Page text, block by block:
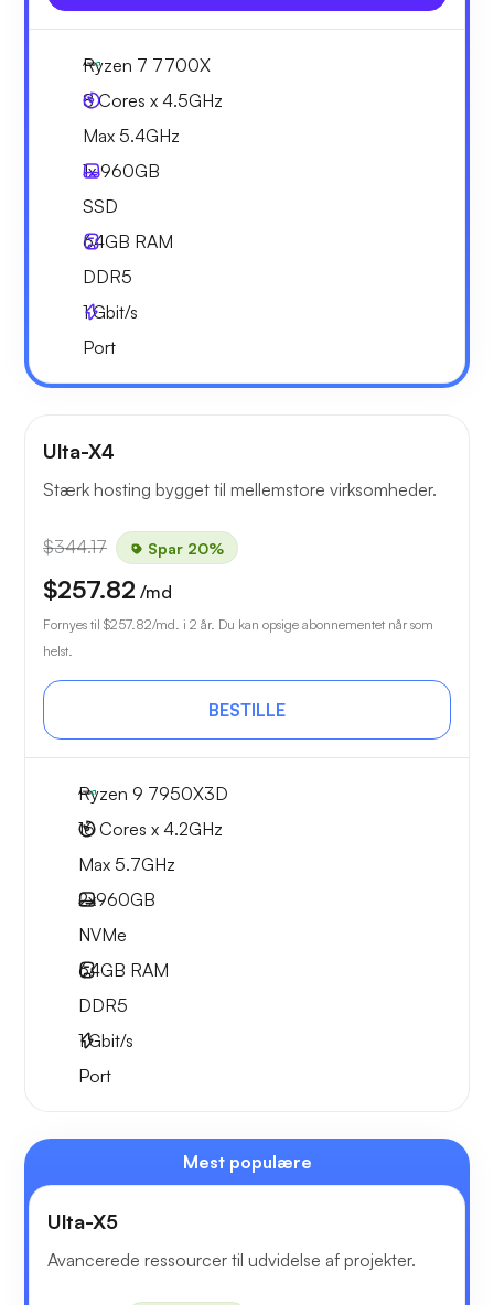
Ryzen 7 7700X
8 Cores x 4.5GHz
Max 5.4GHz
1x960GB
SSD
64GB RAM
DDR5
1Gbit/s
Port
Ulta-X4
Stærk hosting bygget til mellemstore virksomheder.
$344.17 Spar 20%
$257.82 /md
Fornyes til $257.82/md. i 2 år. Du kan opsige abonnementet når som
helst.
BESTILLE
Ryzen 9 7950X3D
16 Cores x 4.2GHz
Max 5.7GHz
2x960GB
NVMe
64GB RAM
DDR5
1Gbit/s
Port
Mest populære
Ulta-X5
Avancerede ressourcer til udvidelse af projekter.